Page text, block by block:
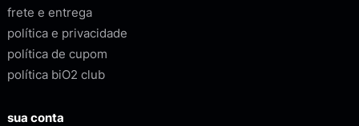
frete e entrega
política e privacidade
política de cupom
política biO2 club
sua conta